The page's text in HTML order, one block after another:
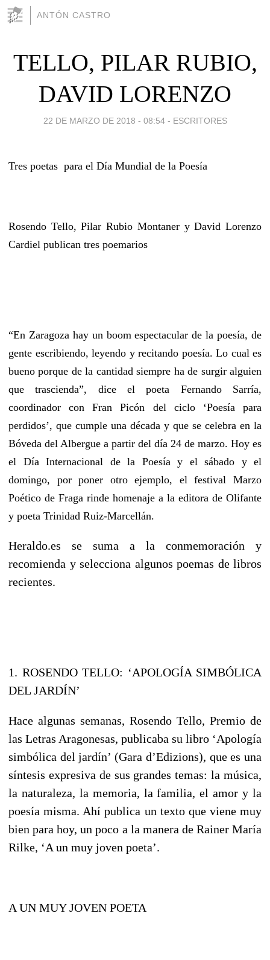
ANTÓN CASTRO
TELLO, PILAR RUBIO,
DAVID LORENZO
22 DE MARZO DE 2018 - 08:54 - ESCRITORES
Tres poetas para el Día Mundial de la Poesía
Rosendo Tello, Pilar Rubio Montaner y David Lorenzo
Cardiel publican tres poemarios
“En Zaragoza hay un boom espectacular de la poesía, de
gente escribiendo, leyendo y recitando poesía. Lo cual es
bueno porque de la cantidad siempre ha de surgir alguien
que trascienda”, dice el poeta Fernando Sarría,
coordinador con Fran Picón del ciclo ‘Poesía para
perdidos’, que cumple una década y que se celebra en la
Bóveda del Albergue a partir del día 24 de marzo. Hoy es
el Día Internacional de la Poesía y el sábado y el
domingo, por poner otro ejemplo, el festival Marzo
Poético de Fraga rinde homenaje a la editora de Olifante
y poeta Trinidad Ruiz-Marcellán.
Heraldo.es se suma a la conmemoración y
recomienda y selecciona algunos poemas de libros
recientes.
1. ROSENDO TELLO: ‘APOLOGÍA SIMBÓLICA
DEL JARDÍN’
Hace algunas semanas, Rosendo Tello, Premio de
las Letras Aragonesas, publicaba su libro ‘Apología
simbólica del jardín’ (Gara d’Edizions), que es una
síntesis expresiva de sus grandes temas: la música,
la naturaleza, la memoria, la familia, el amor y la
poesía misma. Ahí publica un texto que viene muy
bien para hoy, un poco a la manera de Rainer María
Rilke, ‘A un muy joven poeta’.
A UN MUY JOVEN POETA